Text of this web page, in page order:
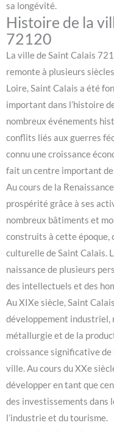
sa longévité.
Histoire de la
72120
La ville de Saint Calais
remonte à plusieurs
Loire, Saint Calais a été
important dans l’histoire
nombreux événements
conflits liés aux guerres
connu une croissance
fait un centre important
Au cours de la
prospérité grâce à ses
nombreux bâtiments et
construits à cette époque,
culturelle de Saint Calais.
naissance de plusieurs
des intellectuels et des
Au XIXe siècle, Saint
développement industriel,
métallurgie et de la
croissance significative de
ville. Au cours du XXe
développer en tant que
des investissements dans
l’industrie et du tourisme.